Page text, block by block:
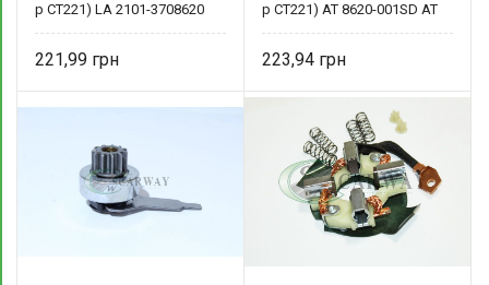
р СТ221) LA 2101-3708620
221,99
р СТ221) AT 8620-001SD AT
223,94